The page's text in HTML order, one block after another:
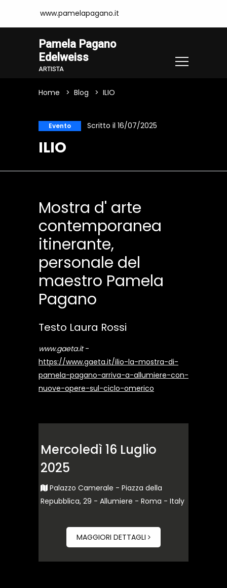
www.pamelapagano.it
Pamela Pagano
Edelweiss
ARTISTA
Home Blog ILIO
Evento Scritto il 16/07/2025
ILIO
Mostra d' arte
contemporanea
itinerante,
personale del
maestro Pamela
Pagano
Testo Laura Rossi
www.gaeta.it-
https://www.gaeta.it/ilio-la-mostra-di-
pamela-pagano-arriva-a-allumiere-con-
nuove-opere-sul-ciclo-omerico
Mercoledì 16 Luglio
2025
Palazzo Camerale - Piazza della
Repubblica, 29 - Allumiere - Roma - Italy
MAGGIORI DETTAGLI